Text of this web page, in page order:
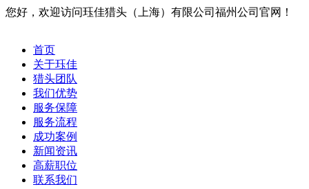
您好，欢迎访问珏佳猎头（上海）有限公司福州公司官网！
首页
关于珏佳
猎头团队
我们优势
服务保障
服务流程
成功案例
新闻资讯
高薪职位
联系我们